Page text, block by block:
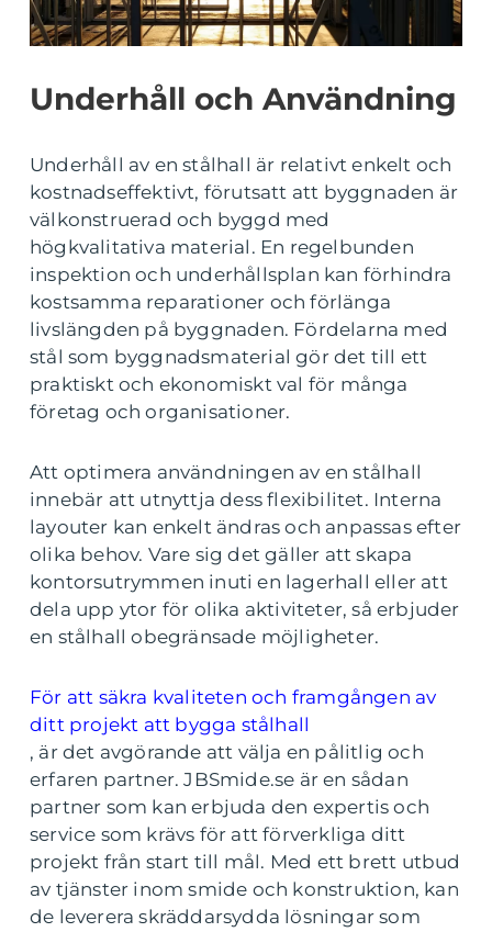
Underhåll och Användning
Underhåll av en stålhall är relativt enkelt och
kostnadseffektivt, förutsatt att byggnaden är
välkonstruerad och byggd med
högkvalitativa material. En regelbunden
inspektion och underhållsplan kan förhindra
kostsamma reparationer och förlänga
livslängden på byggnaden. Fördelarna med
stål som byggnadsmaterial gör det till ett
praktiskt och ekonomiskt val för många
företag och organisationer.
Att optimera användningen av en stålhall
innebär att utnyttja dess flexibilitet. Interna
layouter kan enkelt ändras och anpassas efter
olika behov. Vare sig det gäller att skapa
kontorsutrymmen inuti en lagerhall eller att
dela upp ytor för olika aktiviteter, så erbjuder
en stålhall obegränsade möjligheter.
För att säkra kvaliteten och framgången av
ditt projekt att bygga stålhall
, är det avgörande att välja en pålitlig och
erfaren partner. JBSmide.se är en sådan
partner som kan erbjuda den expertis och
service som krävs för att förverkliga ditt
projekt från start till mål. Med ett brett utbud
av tjänster inom smide och konstruktion, kan
de leverera skräddarsydda lösningar som